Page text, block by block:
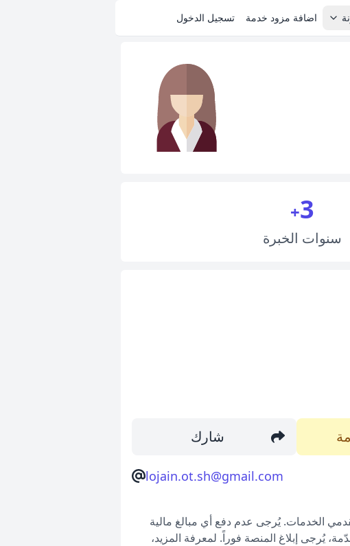
اضافة مزود خدمة تسجيل الدخول
3
+
سنوات الخبرة
شارك
lojain.ot.sh@gmail.com
الخدمات. يُرجى عدم دفع أي مبالغ مالية
يُرجى إبلاغ المنصة فوراً. لمعرفة المزيد،